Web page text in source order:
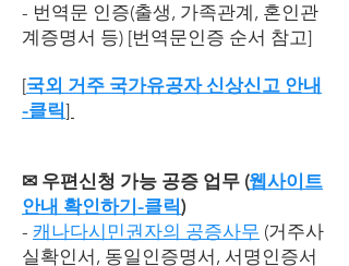
- 번역문 인증(출생, 가족관계, 혼인관
계증명서 등) [번역문인증 순서 참고]
[국외 거주 국가유공자 신상신고 안내
-클릭]
✉ 우편신청 가능 공증 업무 (웹사이트
안내 확인하기-클릭)
- 캐나다시민권자의 공증사무 (거주사
실확인서, 동일인증명서, 서명인증서